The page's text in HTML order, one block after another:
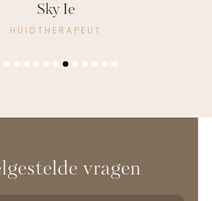
Ninette van Es
COSMETISCH ARTS
vragen